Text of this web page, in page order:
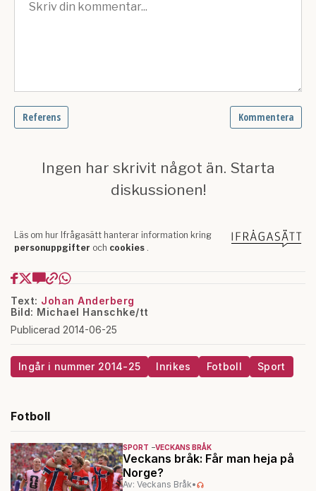
Text: Johan Anderberg
Bild: Michael Hanschke/tt
Publicerad 2014-06-25
Ingår i nummer 2014-25 Inrikes Fotboll Sport
Fotboll
SPORT VECKANS BRÅK
Veckans bråk: Får man heja på
Norge?
Av: Veckans Bråk•